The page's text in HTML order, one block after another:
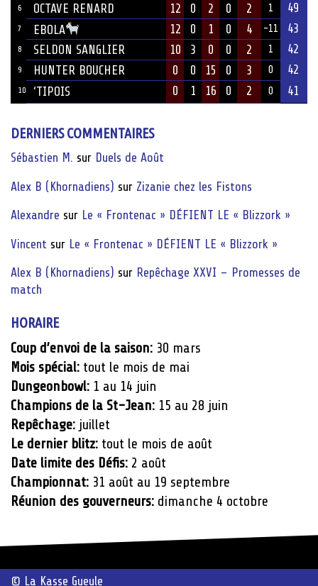
6 OCTAVE RENARD 12 0 2 0 2 1 49
7 EBOLA 12 0 1 0 4 -11 43
8 SELDON SANGLIER 10 3 0 0 2 1 42
9 HUNTER BOUCHER 0 0 15 0 3 0 42
10 ‘TIPOIS 0 1 16 0 2 0 41
DERNIERS COMMENTAIRES
Sébastien M. sur Duels de Août
Alex B (Khornadiens) sur Zizanie chez les Fistons
Alexandre sur Le « Frontenac » DÉFIENT LE « Blizzork »
Vincent sur Le « Frontenac » DÉFIENT LE « Blizzork »
Alex B (Khornadiens) sur Repêchage XXVI – Promesses de
match
HORAIRE
Coup d’envoi de la saison: 30 mars
Mois spécial: tout le mois de mai
Dungeonbowl: 1 au 14 juin
Champions de la St-Jean: 15 au 28 juin
Repêchage: juillet
Le dernier blitz: tout le mois de août
Date limite des Défis: 2 août
Championnat: 31 août au 19 septembre
Réunion des gouverneurs: dimanche 4 octobre
© La Kasse Gueule